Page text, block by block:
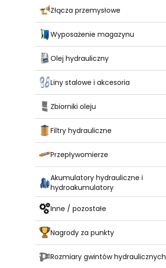
Złącza przemysłowe
Wyposażenie magazynu
Olej hydrauliczny
Liny stalowe i akcesoria
Zbiorniki oleju
Filtry hydrauliczne
Przepływomierze
Akumulatory hydrauliczne i
hydroakumulatory
Inne / pozostałe
Nagrody za punkty
Rozmiary gwintów hydraulicznych